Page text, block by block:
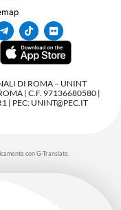
DI ROMA – UNINT
| C.F. 97136680580 |
| PEC: UNINT@PEC.IT
con G-Translate.